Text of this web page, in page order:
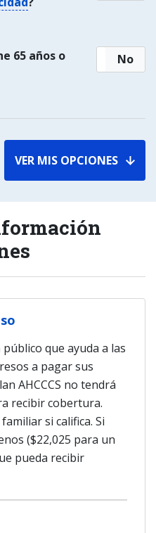
65 años oSí No
VER MIS OPCIONES
que ayuda a las
a pagar sus
AHCCCS no tendrá
recibir cobertura.
si califica. Si
($22,025 para un
pueda recibir